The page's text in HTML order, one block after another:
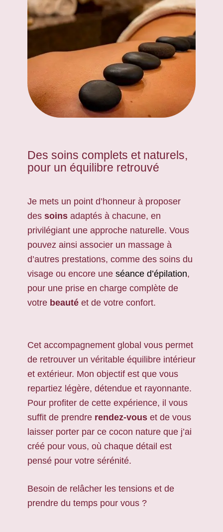
Des soins complets et naturels,
pour un équilibre retrouvé
Je mets un point d’honneur à proposer
des soins adaptés à chacune, en
privilégiant une approche naturelle. Vous
pouvez ainsi associer un massage à
d’autres prestations, comme des soins du
visage ou encore une séance d’épilation,
pour une prise en charge complète de
votre beauté et de votre confort.
Cet accompagnement global vous permet
de retrouver un véritable équilibre intérieur
et extérieur. Mon objectif est que vous
repartiez légère, détendue et rayonnante.
Pour profiter de cette expérience, il vous
suffit de prendre rendez-vous et de vous
laisser porter par ce cocon nature que j’ai
créé pour vous, où chaque détail est
pensé pour votre sérénité.
Besoin de relâcher les tensions et de
prendre du temps pour vous ?